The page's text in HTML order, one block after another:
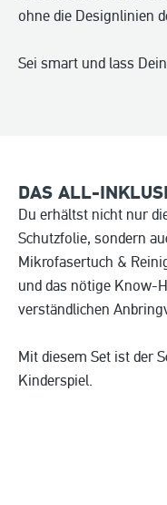
ohne die Designlinien
Sei smart und lass
DAS ALL-
Du erhältst nicht nur
Schutzfolie, sondern
Mikrofasertuch &
und das nötige Know-
verständlichen
Mit diesem Set ist der
Kinderspiel.